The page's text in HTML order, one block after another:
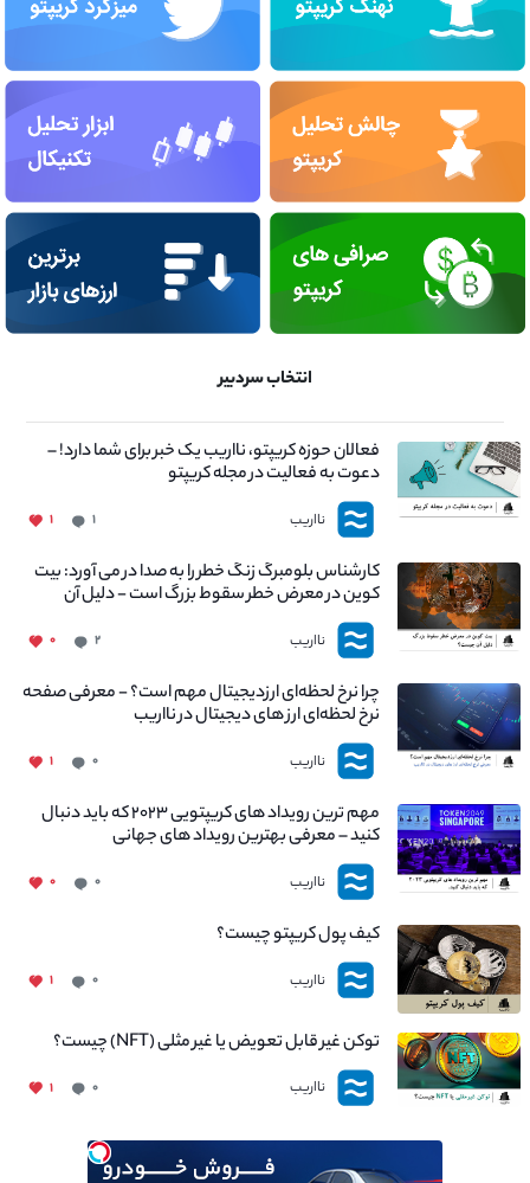
انتخاب سردبیر
فعالان حوزه کریپتو، نااریب یک خبر برای شما دارد! –
دعوت به فعالیت در مجله کریپتو
نااریب ۱ ۱
کارشناس بلومبرگ زنگ خطر را به صدا در می آورد: بیت
کوین در معرض خطر سقوط بزرگ است - دلیل آن
چیست؟
نااریب ۲ ۰
چرا نرخ لحظه‌ای ارزدیجیتال مهم است؟ - معرفی صفحه
نرخ لحظه‌ای ارز های دیجیتال در نااریب
نااریب ۰ ۱
مهم ترین رویداد های کریپتویی ۲۰۲۳ که باید دنبال
کنید – معرفی بهترین رویداد های جهانی
نااریب ۰ ۰
کیف پول کریپتو چیست؟
نااریب ۰ ۱
توکن غیر قابل تعویض یا غیر مثلی (NFT) چیست؟
نااریب ۰ ۱